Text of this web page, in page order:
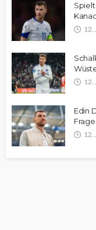
12.
12.
Edin
12.